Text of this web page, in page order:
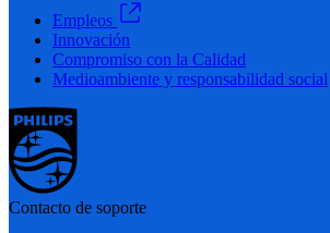
Empleos
Innovación
Compromiso con la Calidad
Medioambiente y responsabilidad social
Contacto de soporte